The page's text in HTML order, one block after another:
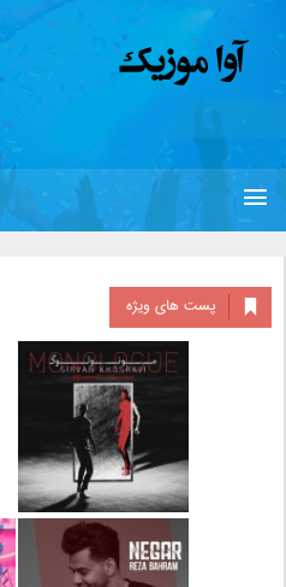
پست های ویژه
دانلود آلبوم جدید سیروان
خسروی بنام مونولوگ